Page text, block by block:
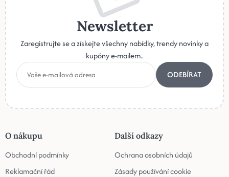
Newsletter
Zaregistrujte se a získejte všechny nabídky, trendy novinky a
kupóny e-mailem..
ODEBÍRAT
O nákupu
Obchodní podmínky
Reklamační řád
Další odkazy
Ochrana osobních údajů
Zásady používání cookie